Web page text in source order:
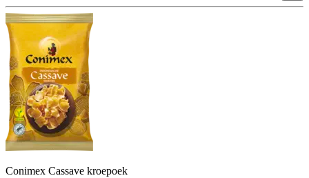
Conimex Cassave kroepoek